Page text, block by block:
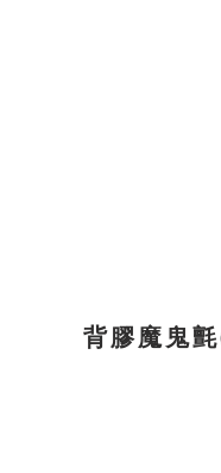
背膠魔鬼